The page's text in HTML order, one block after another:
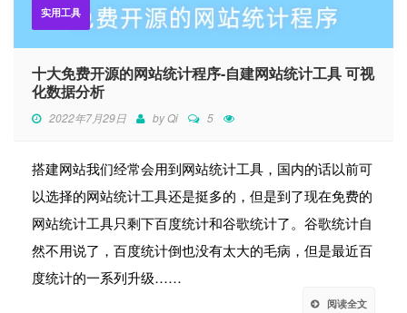
实用工具
十大免费开源的网站统计程序-自建网站统计工具 可视
化数据分析
2022年7月29日 byQi 5
搭建网站我们经常会用到网站统计工具，国内的话以前可
以选择的网站统计工具还是挺多的，但是到了现在免费的
网站统计工具只剩下百度统计和谷歌统计了。谷歌统计自
然不用说了，百度统计倒也没有太大的毛病，但是最近百
度统计的一系列升级……
阅读全文